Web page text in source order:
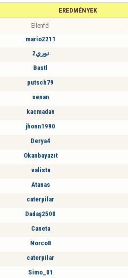
EREDMÉNYEK
Ellenfél
mario2211
نوري2
Bastl
putsch79
senan
kacmadan
jhonn1990
Derya4
Okanbayazıt
valista
Atanas
caterpilar
Dadaş2500
Caneta
Norco8
caterpilar
Simo_01